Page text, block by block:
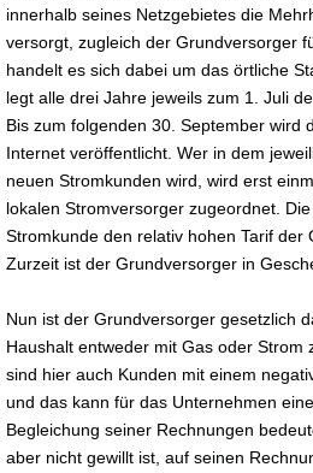
innerhalb seines Netzgebietes die
versorgt, zugleich der Grundversorger
handelt es sich dabei um das örtliche
legt alle drei Jahre jeweils zum 1. Juli
Bis zum folgenden 30. September wird
Internet veröffentlicht. Wer in dem
neuen Stromkunden wird, wird erst
lokalen Stromversorger zugeordnet.
Stromkunde den relativ hohen Tarif der
Zurzeit ist der Grundversorger in
Nun ist der Grundversorger gesetzlich
Haushalt entweder mit Gas oder Strom
sind hier auch Kunden mit einem
und das kann für das Unternehmen
Begleichung seiner Rechnungen
aber nicht gewillt ist, auf seinen